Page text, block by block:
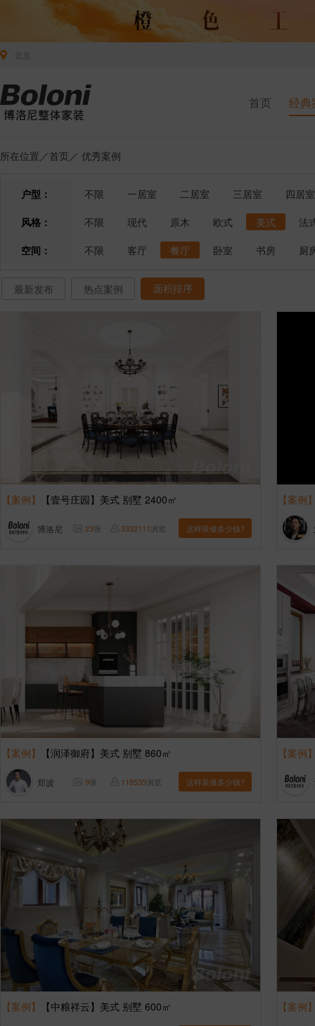
首页 经典
所在位置／首页 ／ 优秀案例
户型： 不限 一居室 二居室 三居室
四居室
风格：
不限 现代 原木 欧式 美式
法
空间：
不限 客厅 餐厅 卧室 书房 厨
最新发布 热点案例 面积排序
【案例】 【壹号庄园】美式 别墅 2400㎡
博洛尼 23张 3332111浏览 这样装修多少钱?
【案例
【案例】 【润泽御府】美式 别墅 860㎡
郑波 9张 118535浏览 这样装修多少钱?
【案例
【案例】 【中粮祥云】美式 别墅 600㎡ 【案例